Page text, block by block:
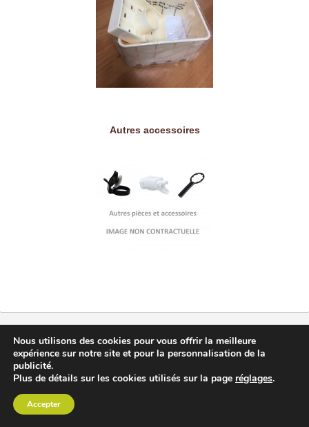
Autres accessoires
Avis et commentaires sur l'extracteur de jus
Kuving’s horizontal
Ci-dessous vous pouvez lire des
cet extracteur de jus
Nous utilisons des cookies pour vous offrir la meilleure
expérience sur notre site et pour la personnalisation de la
publicité.
Plus de détails sur les cookies utilisés sur la page réglages.
Accepter